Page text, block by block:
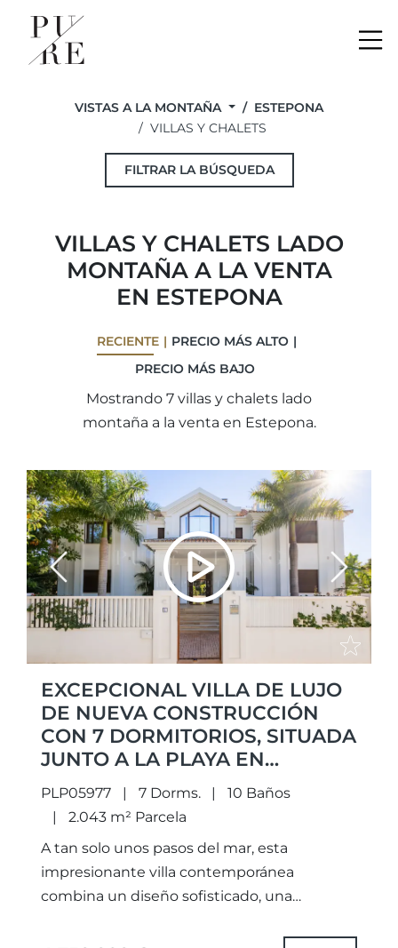
VISTAS A LA MONTAÑA
ESTEPONA
VILLAS Y CHALETS
FILTRAR LA BÚSQUEDA
VILLAS Y CHALETS LADO
MONTAÑA A LA VENTA
EN ESTEPONA
RECIENTE
PRECIO MÁS ALTO
PRECIO MÁS BAJO
Mostrando 7 villas y chalets lado
montaña a la venta en Estepona.
Previous Next
EXCEPCIONAL VILLA DE LUJO
DE NUEVA CONSTRUCCIÓN
CON 7 DORMITORIOS, SITUADA
JUNTO A LA PLAYA EN
CASASOLA, MARBELLA ESTE.
PLP05977 7 Dorms.
10 Baños
2.043 m² Parcela
A tan solo unos pasos del mar, esta
impresionante villa contemporánea
combina un diseño sofisticado, una
inmejorable en una de las zonas